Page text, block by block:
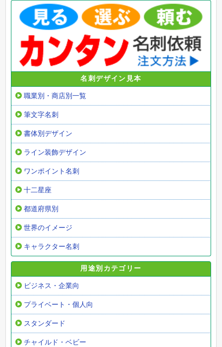
名刺デザイン見本
職業別・商店別一覧
筆文字名刺
書体別デザイン
ライン装飾デザイン
ワンポイント名刺
十二星座
都道府県別
世界のイメージ
キャラクター名刺
用途別カテゴリー
ビジネス・企業向
プライベート・個人向
スタンダード
チャイルド・ベビー